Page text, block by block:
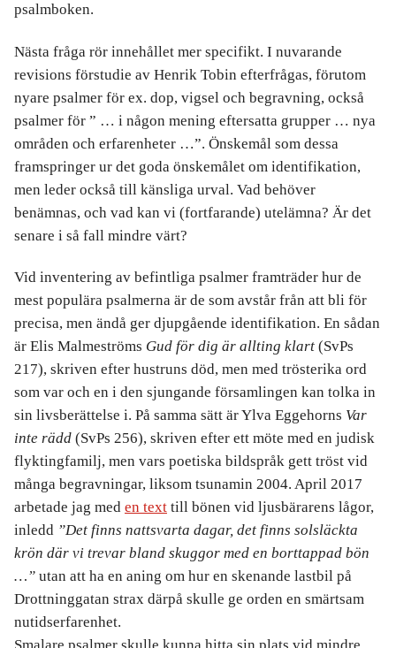
psalmboken.
Nästa fråga rör innehållet mer specifikt. I nuvarande
revisions förstudie av Henrik Tobin efterfrågas, förutom
nyare psalmer för ex. dop, vigsel och begravning, också
psalmer för ” … i någon mening eftersatta grupper … nya
områden och erfarenheter …”. Önskemål som dessa
framspringer ur det goda önskemålet om identifikation,
men leder också till känsliga urval. Vad behöver
benämnas, och vad kan vi (fortfarande) utelämna? Är det
senare i så fall mindre värt?
Vid inventering av befintliga psalmer framträder hur de
mest populära psalmerna är de som avstår från att bli för
precisa, men ändå ger djupgående identifikation. En sådan
är Elis Malmeströms Gud för dig är allting klart (SvPs
217), skriven efter hustruns död, men med trösterika ord
som var och en i den sjungande församlingen kan tolka in
sin livsberättelse i. På samma sätt är Ylva Eggehorns Var
inte rädd (SvPs 256), skriven efter ett möte med en judisk
flyktingfamilj, men vars poetiska bildspråk gett tröst vid
många begravningar, liksom tsunamin 2004. April 2017
arbetade jag med en text till bönen vid ljusbärarens lågor,
inledd ”Det finns nattsvarta dagar, det finns solsläckta
krön där vi trevar bland skuggor med en borttappad bön
…” utan att ha en aning om hur en skenande lastbil på
Drottninggatan strax därpå skulle ge orden en smärtsam
nutidserfarenhet.